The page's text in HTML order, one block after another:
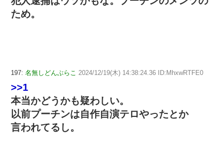
ため。
197: 名無しどんぶらこ 2024/12/19(木) 14:38:24.36 ID:MhxwRTFE0
>>1
本当かどうかも疑わしい。
以前プーチンは自作自演テロやったとか
言われてるし。